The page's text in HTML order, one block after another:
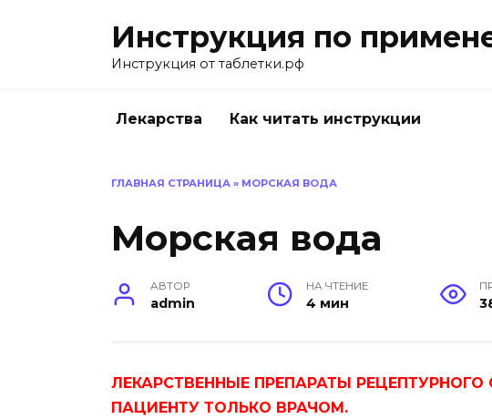
Инструкция по
Инструкция от таблетки.рф
Лекарства Как читать инструкции
ГЛАВНАЯ СТРАНИЦА » МОРСКАЯ ВОДА
Морская вода
АВТОР
admin
НА ЧТЕНИЕ
4 мин
ЛЕКАРСТВЕННЫЕ ПРЕПАРАТЫ
ПАЦИЕНТУ ТОЛЬКО ВРАЧОМ.